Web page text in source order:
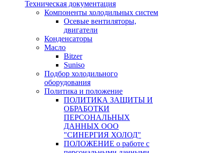
Техническая документация
Компоненты холодильных систем
Осевые вентиляторы,
двигатели
Конденсаторы
Масло
Bitzer
Suniso
Подбор холодильного
оборудования
Политика и положение
ПОЛИТИКА ЗАЩИТЫ И
ОБРАБОТКИ
ПЕРСОНАЛЬНЫХ
ДАННЫХ ООО
"СИНЕРГИЯ ХОЛОД"
ПОЛОЖЕНИЕ о работе с